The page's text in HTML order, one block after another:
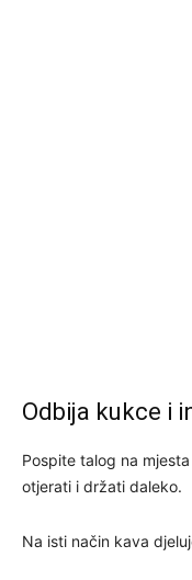
Odbija kukce i
Pospite talog na
otjerati i držati daleko.
Na isti način kava